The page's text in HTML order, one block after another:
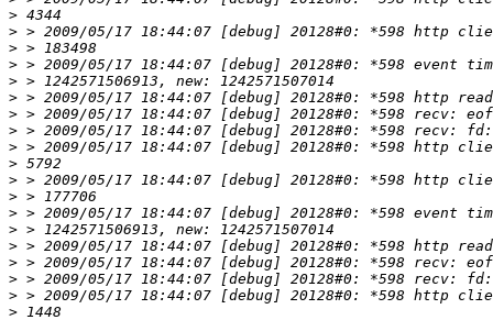
>
>
>
>
>
>
>
>
>
>
>
>
>
>
>
>
>
>
>